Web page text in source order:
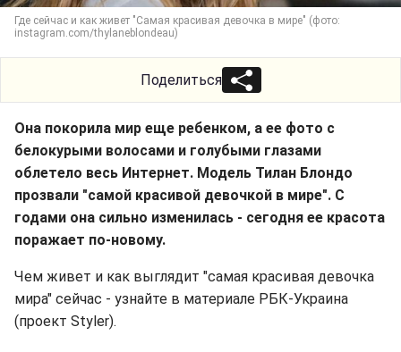
Где сейчас и как живет "Самая красивая девочка в мире" (фото:
instagram.com/thylaneblondeau)
Поделиться
Она покорила мир еще ребенком, а ее фото с
белокурыми волосами и голубыми глазами
облетело весь Интернет. Модель Тилан Блондо
прозвали "самой красивой девочкой в мире". С
годами она сильно изменилась - сегодня ее красота
поражает по-новому.
Чем живет и как выглядит "самая красивая девочка
мира" сейчас - узнайте в материале РБК-Украина
(проект Styler).